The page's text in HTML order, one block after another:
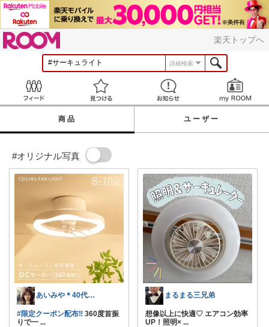
楽天トップへ
詳細検索
見つける お知らせ
商品 ユーザー
#オリジナル写真
あいみや＊40代🌷くらしを楽しむ
#限定クーポン配布‼️ 360度首振
りで一 ...
まるまる三兄弟
想像以上に快適♡ エアコン効率
UP！照明× ...